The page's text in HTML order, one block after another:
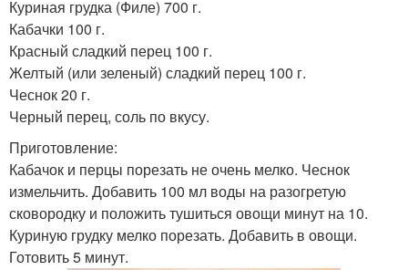
Куриная грудка (Филе) 700 г.
Кабачки 100 г.
Красный сладкий перец 100 г.
Желтый (или зеленый) сладкий перец 100 г.
Чеснок 20 г.
Черный перец, соль по вкусу.
Приготовление:
Кабачок и перцы порезать не очень мелко. Чеснок
измельчить. Добавить 100 мл воды на разогретую
сковородку и положить тушиться овощи минут на 10.
Куриную грудку мелко порезать. Добавить в овощи.
Готовить 5 минут.